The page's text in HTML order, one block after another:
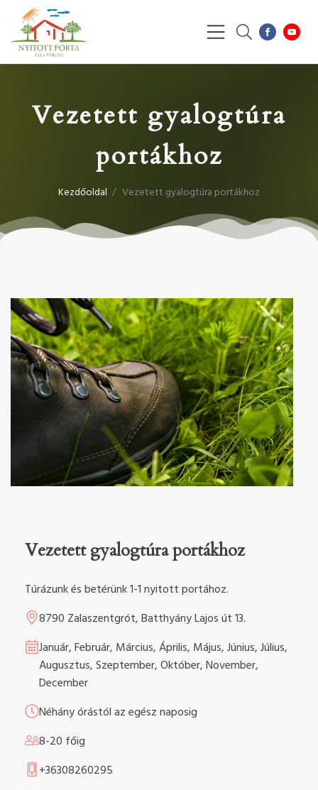
Vezetett gyalogtúra
portákhoz
Kezdőoldal / Vezetett gyalogtúra portákhoz
Vezetett gyalogtúra portákhoz
Túrázunk és betérünk 1-1 nyitott portához.
8790 Zalaszentgrót, Batthyány Lajos út 13.
Január, Február, Március, Április, Május, Június, Július,
Augusztus, Szeptember, Október, November,
December
Néhány órástól az egész naposig
8-20 főig
+36308260295